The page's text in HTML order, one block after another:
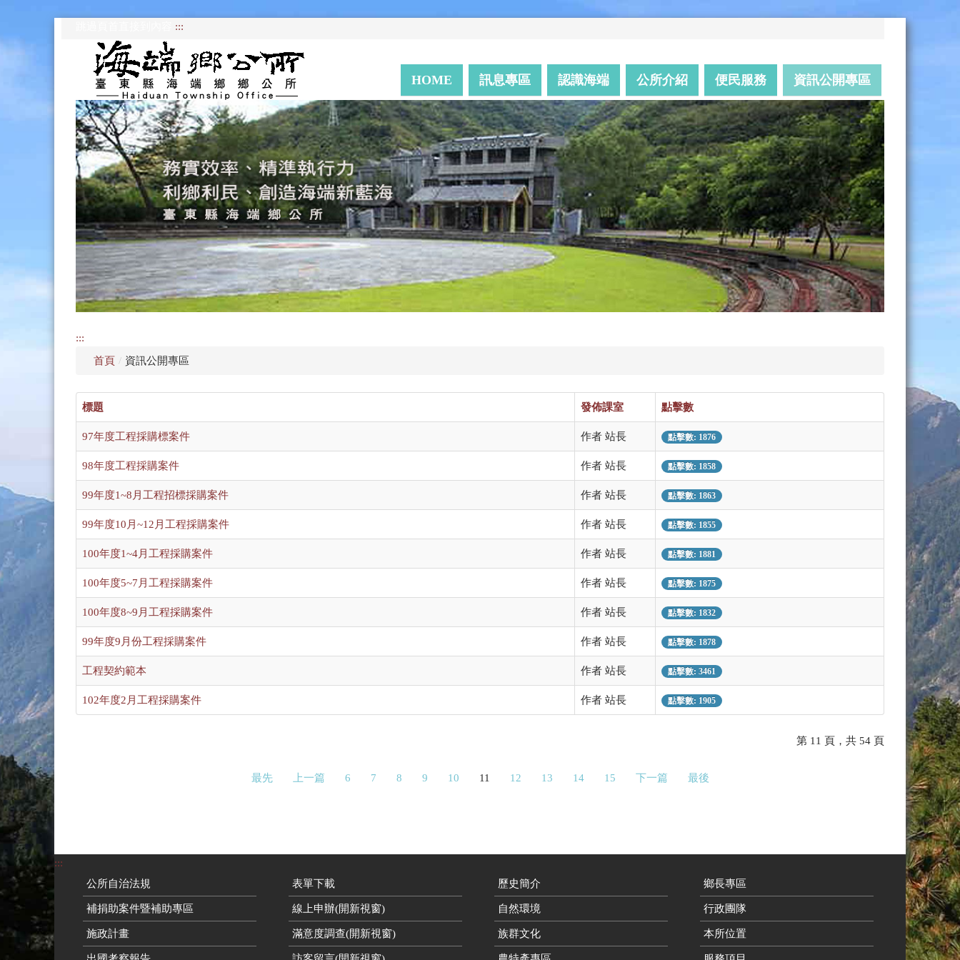
:::
HOME 訊息專區 認識海端 公所介紹 便民服務 資訊公開專區
:::
首頁 / 資訊公開專區
標題 發佈課室 點擊數
97年度工程採購標案件 作者 站長 點擊數: 1876
98年度工程採購案件 作者 站長 點擊數: 1858
99年度1~8月工程招標採購案件 作者 站長 點擊數: 1863
99年度10月~12月工程採購案件 作者 站長 點擊數: 1855
100年度1~4月工程採購案件 作者 站長 點擊數: 1881
100年度5~7月工程採購案件 作者 站長 點擊數: 1875
100年度8~9月工程採購案件 作者 站長 點擊數: 1832
99年度9月份工程採購案件 作者 站長 點擊數: 1878
工程契約範本 作者 站長 點擊數: 3461
102年度2月工程採購案件 作者 站長 點擊數: 1905
第 11 頁，共 54 頁
最先 上一篇 6 7 8 9 10 11 12 13 14 15 下一篇 最後
:::
公所自治法規
補捐助案件暨補助專區
施政計畫
表單下載
線上申辦(開新視窗)
滿意度調查(開新視窗)
歷史簡介
自然環境
族群文化
鄉長專區
行政團隊
本所位置